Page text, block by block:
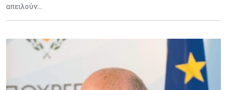
απειλούν…